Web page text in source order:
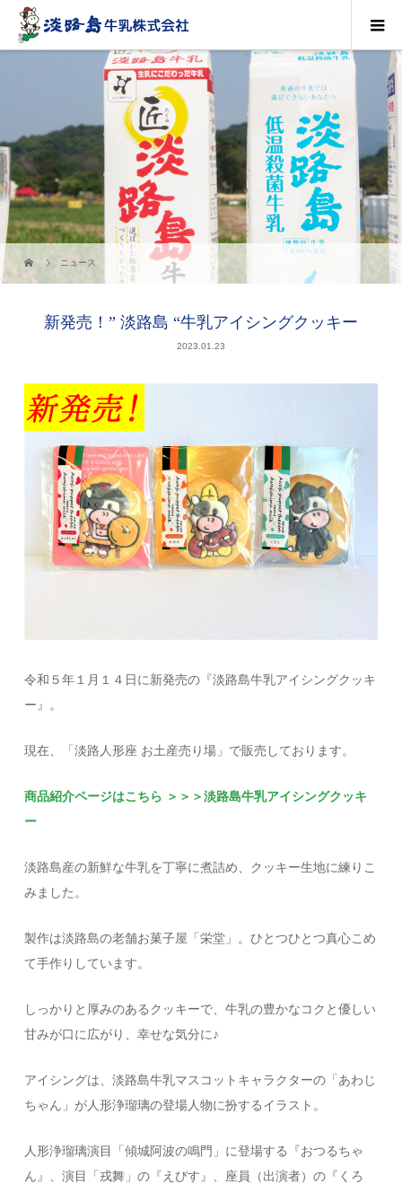
ニュース
新発売！” 淡路島 “牛乳アイシングクッキー
2023.01.23
令和５年１月１４日に新発売の『淡路島牛乳アイシングクッキ
ー』。
現在、「淡路人形座 お土産売り場」で販売しております。
商品紹介ページはこちら ＞＞＞淡路島牛乳アイシングクッキ
ー
淡路島産の新鮮な牛乳を丁寧に煮詰め、クッキー生地に練りこ
みました。
製作は淡路島の老舗お菓子屋「栄堂」。ひとつひとつ真心こめ
て手作りしています。
しっかりと厚みのあるクッキーで、牛乳の豊かなコクと優しい
甘みが口に広がり、幸せな気分に♪
アイシングは、淡路島牛乳マスコットキャラクターの「あわじ
ちゃん」が人形浄瑠璃の登場人物に扮するイラスト。
人形浄瑠璃演目「傾城阿波の鳴門」に登場する『おつるちゃ
ん』、演目「戎舞」の『えびす』、座員（出演者）の『くろ